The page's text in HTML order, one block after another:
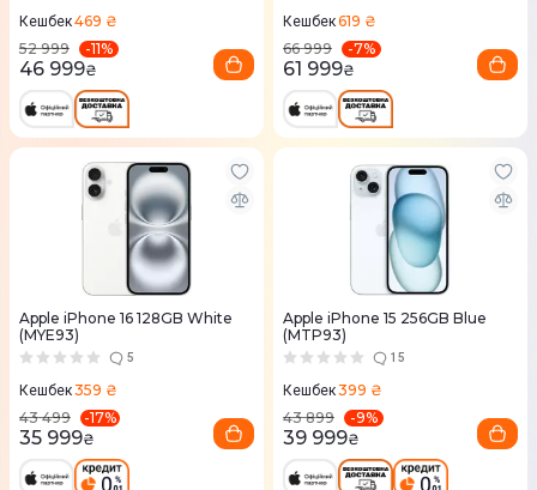
Кешбек469 ₴
52 999
-11%
46 999₴
Кешбек619 ₴
66 999
-7%
61 999₴
Apple iPhone 16 128GB White
(MYE93)
5
Кешбек359 ₴
43 499
-17%
35 999₴
Apple iPhone 15 256GB Blue
(MTP93)
15
Кешбек399 ₴
43 899
-9%
39 999₴